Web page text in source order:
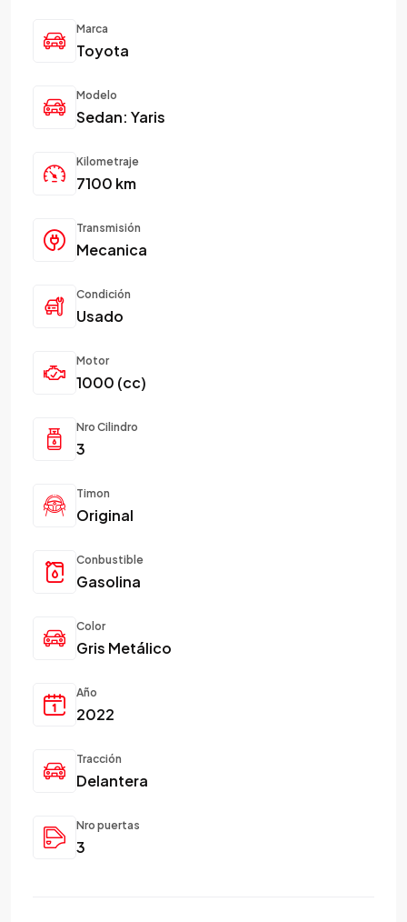
Marca
Toyota
Modelo
Sedan: Yaris
Kilometraje
7100 km
Transmisión
Mecanica
Condición
Usado
Motor
1000 (cc)
Nro Cilindro
3
Timon
Original
Conbustible
Gasolina
Color
Gris Metálico
Año
2022
Tracción
Delantera
Nro puertas
3